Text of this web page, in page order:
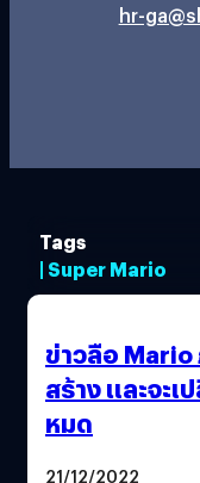
hr-
Tags
| Super Mario
ข่าวลือ Mario
สร้าง และจะ
หมด
21/12/2022